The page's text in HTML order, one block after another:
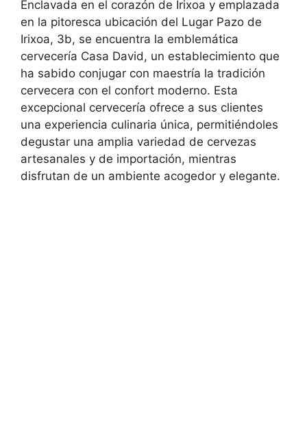
Enclavada en el corazón de Irixoa y emplazada
en la pitoresca ubicación del Lugar Pazo de
Irixoa, 3b, se encuentra la emblemática
cervecería Casa David, un establecimiento que
ha sabido conjugar con maestría la tradición
cervecera con el confort moderno. Esta
excepcional cervecería ofrece a sus clientes
una experiencia culinaria única, permitiéndoles
degustar una amplia variedad de cervezas
artesanales y de importación, mientras
disfrutan de un ambiente acogedor y elegante.